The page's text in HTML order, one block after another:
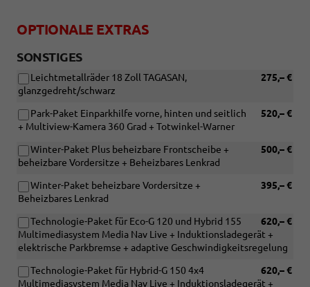
OPTIONALE EXTRAS
SONSTIGES
275,– €
Leichtmetallräder 18 Zoll TAGASAN,
glanzgedreht/schwarz
520,– €
Park-Paket Einparkhilfe vorne, hinten und seitlich
+ Multiview-Kamera 360 Grad + Totwinkel-Warner
500,– €
Winter-Paket Plus beheizbare Frontscheibe +
beheizbare Vordersitze + Beheizbares Lenkrad
395,– €
Winter-Paket beheizbare Vordersitze +
Beheizbares Lenkrad
620,– €
Technologie-Paket für Eco-G 120 und Hybrid 155
Multimediasystem Media Nav Live + Induktionsladegerät +
elektrische Parkbremse + adaptive Geschwindigkeitsregelung
620,– €
Technologie-Paket für Hybrid-G 150 4x4
Multimediasystem Media Nav Live + Induktionsladegerät +